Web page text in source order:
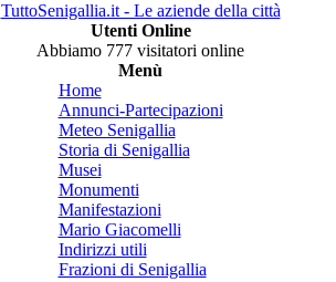
TuttoSenigallia.it - Le aziende della città
Utenti Online
Abbiamo 777 visitatori online
Menù
Home
Annunci-Partecipazioni
Meteo Senigallia
Storia di Senigallia
Musei
Monumenti
Manifestazioni
Mario Giacomelli
Indirizzi utili
Frazioni di Senigallia